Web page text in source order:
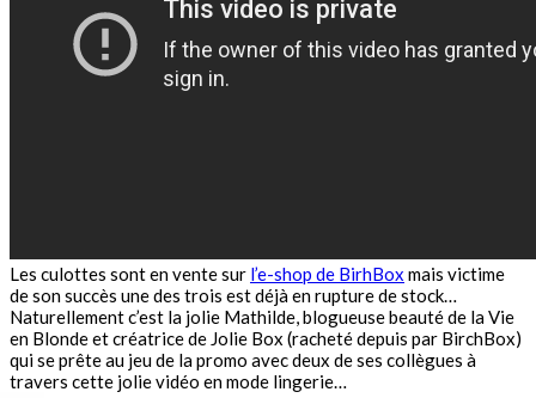
Les culottes sont en vente sur l’e-shop de BirhBox mais victime
de son succès une des trois est déjà en rupture de stock…
Naturellement c’est la jolie Mathilde, blogueuse beauté de la Vie
en Blonde et créatrice de Jolie Box (racheté depuis par BirchBox)
qui se prête au jeu de la promo avec deux de ses collègues à
travers cette jolie vidéo en mode lingerie…